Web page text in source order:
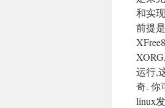
和实
前提
运行,
奇. 你
linux